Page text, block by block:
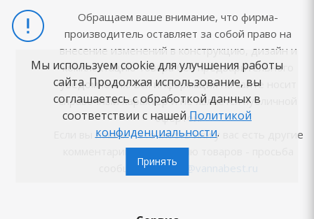
Обращаем ваше внимание, что фирма-
производитель оставляет за собой право на
внесение изменений в конструкцию, дизайн и
комплектацию товара без предварительного
уведомления. Вся информация на сайте носит
справочный характер и не является публичной
офертой.
Если вы нашли неточность или у вас есть другие
комментарии по описанию товаров - просьба
сообщить на info@vannabest.ru
Мы используем cookie для улучшения работы
сайта. Продолжая использование, вы
соглашаетесь с обработкой данных в
соответствии с нашей Политикой
конфиденциальности.
Принять